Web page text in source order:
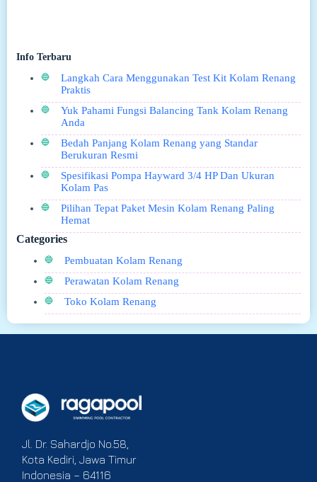
Info Terbaru
Langkah Cara Menggunakan Test Kit Kolam Renang
Praktis
Yuk Pahami Fungsi Balancing Tank Kolam Renang
Anda
Bedah Panjang Kolam Renang yang Standar
Berukuran Resmi
Spesifikasi Pompa Hayward 3/4 HP Dan Ukuran
Kolam Pas
Pilihan Tepat Paket Mesin Kolam Renang Paling
Hemat
Categories
Pembuatan Kolam Renang
Perawatan Kolam Renang
Toko Kolam Renang
Jl. Dr. Sahardjo No.58,
Kota Kediri, Jawa Timur
Indonesia – 64116